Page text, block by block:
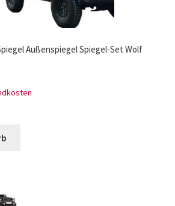
Außenspiegel Spiegel-Set Wolf